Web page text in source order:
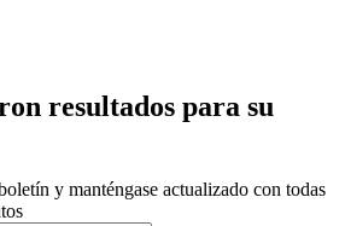
resultados para su
y manténgase actualizado con todas